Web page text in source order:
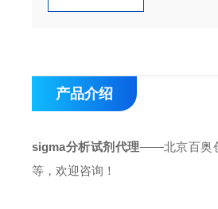
产品介绍
sigma分析试剂代理——北京百奥
等，欢迎咨询！